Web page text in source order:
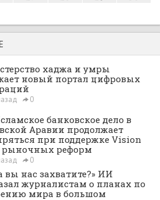
хаджа и умры
новый портал цифровых
0
банковское дело в
Аравии продолжает
при поддержке Vision
рыночных реформ
0
вы нас захватите?» ИИ
журналистам о планах по
мира в большом